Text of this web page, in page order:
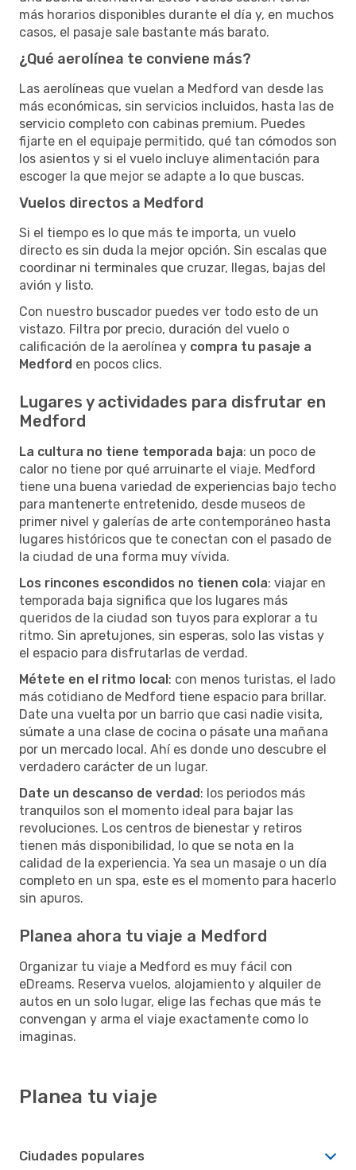
más horarios disponibles durante el día y, en muchos
casos, el pasaje sale bastante más barato.
¿Qué aerolínea te conviene más?
Las aerolíneas que vuelan a Medford van desde las
más económicas, sin servicios incluidos, hasta las de
servicio completo con cabinas premium. Puedes
fijarte en el equipaje permitido, qué tan cómodos son
los asientos y si el vuelo incluye alimentación para
escoger la que mejor se adapte a lo que buscas.
Vuelos directos a Medford
Si el tiempo es lo que más te importa, un vuelo
directo es sin duda la mejor opción. Sin escalas que
coordinar ni terminales que cruzar, llegas, bajas del
avión y listo.
Con nuestro buscador puedes ver todo esto de un
vistazo. Filtra por precio, duración del vuelo o
calificación de la aerolínea y compra tu pasaje a
Medford en pocos clics.
Lugares y actividades para disfrutar en
Medford
La cultura no tiene temporada baja: un poco de
calor no tiene por qué arruinarte el viaje. Medford
tiene una buena variedad de experiencias bajo techo
para mantenerte entretenido, desde museos de
primer nivel y galerías de arte contemporáneo hasta
lugares históricos que te conectan con el pasado de
la ciudad de una forma muy vívida.
Los rincones escondidos no tienen cola: viajar en
temporada baja significa que los lugares más
queridos de la ciudad son tuyos para explorar a tu
ritmo. Sin apretujones, sin esperas, solo las vistas y
el espacio para disfrutarlas de verdad.
Métete en el ritmo local: con menos turistas, el lado
más cotidiano de Medford tiene espacio para brillar.
Date una vuelta por un barrio que casi nadie visita,
súmate a una clase de cocina o pásate una mañana
por un mercado local. Ahí es donde uno descubre el
verdadero carácter de un lugar.
Date un descanso de verdad: los periodos más
tranquilos son el momento ideal para bajar las
revoluciones. Los centros de bienestar y retiros
tienen más disponibilidad, lo que se nota en la
calidad de la experiencia. Ya sea un masaje o un día
completo en un spa, este es el momento para hacerlo
sin apuros.
Planea ahora tu viaje a Medford
Organizar tu viaje a Medford es muy fácil con
eDreams. Reserva vuelos, alojamiento y alquiler de
autos en un solo lugar, elige las fechas que más te
convengan y arma el viaje exactamente como lo
imaginas.
Planea tu viaje
Ciudades populares